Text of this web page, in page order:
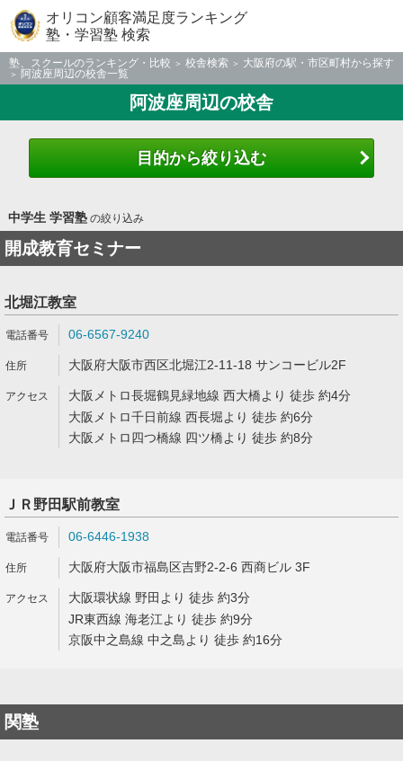
オリコン顧客満足度ランキング
塾・学習塾 検索
塾、スクールのランキング・比較 校舎検索
大阪府の駅・市区町村から探す
阿波座周辺の校舎一覧
阿波座周辺の校舎
目的から絞り込む
中学生 学習塾の絞り込み
開成教育セミナー
北堀江教室
06-6567-9240
大阪府大阪市西区北堀江2-11-18 サンコービル2F
大阪メトロ長堀鶴見緑地線 西大橋より 徒歩 約4分
大阪メトロ千日前線 西長堀より 徒歩 約6分
大阪メトロ四つ橋線 四ツ橋より 徒歩 約8分
ＪＲ野田駅前教室
06-6446-1938
大阪府大阪市福島区吉野2-2-6 西商ビル 3F
大阪環状線 野田より 徒歩 約3分
JR東西線 海老江より 徒歩 約9分
京阪中之島線 中之島より 徒歩 約16分
関塾